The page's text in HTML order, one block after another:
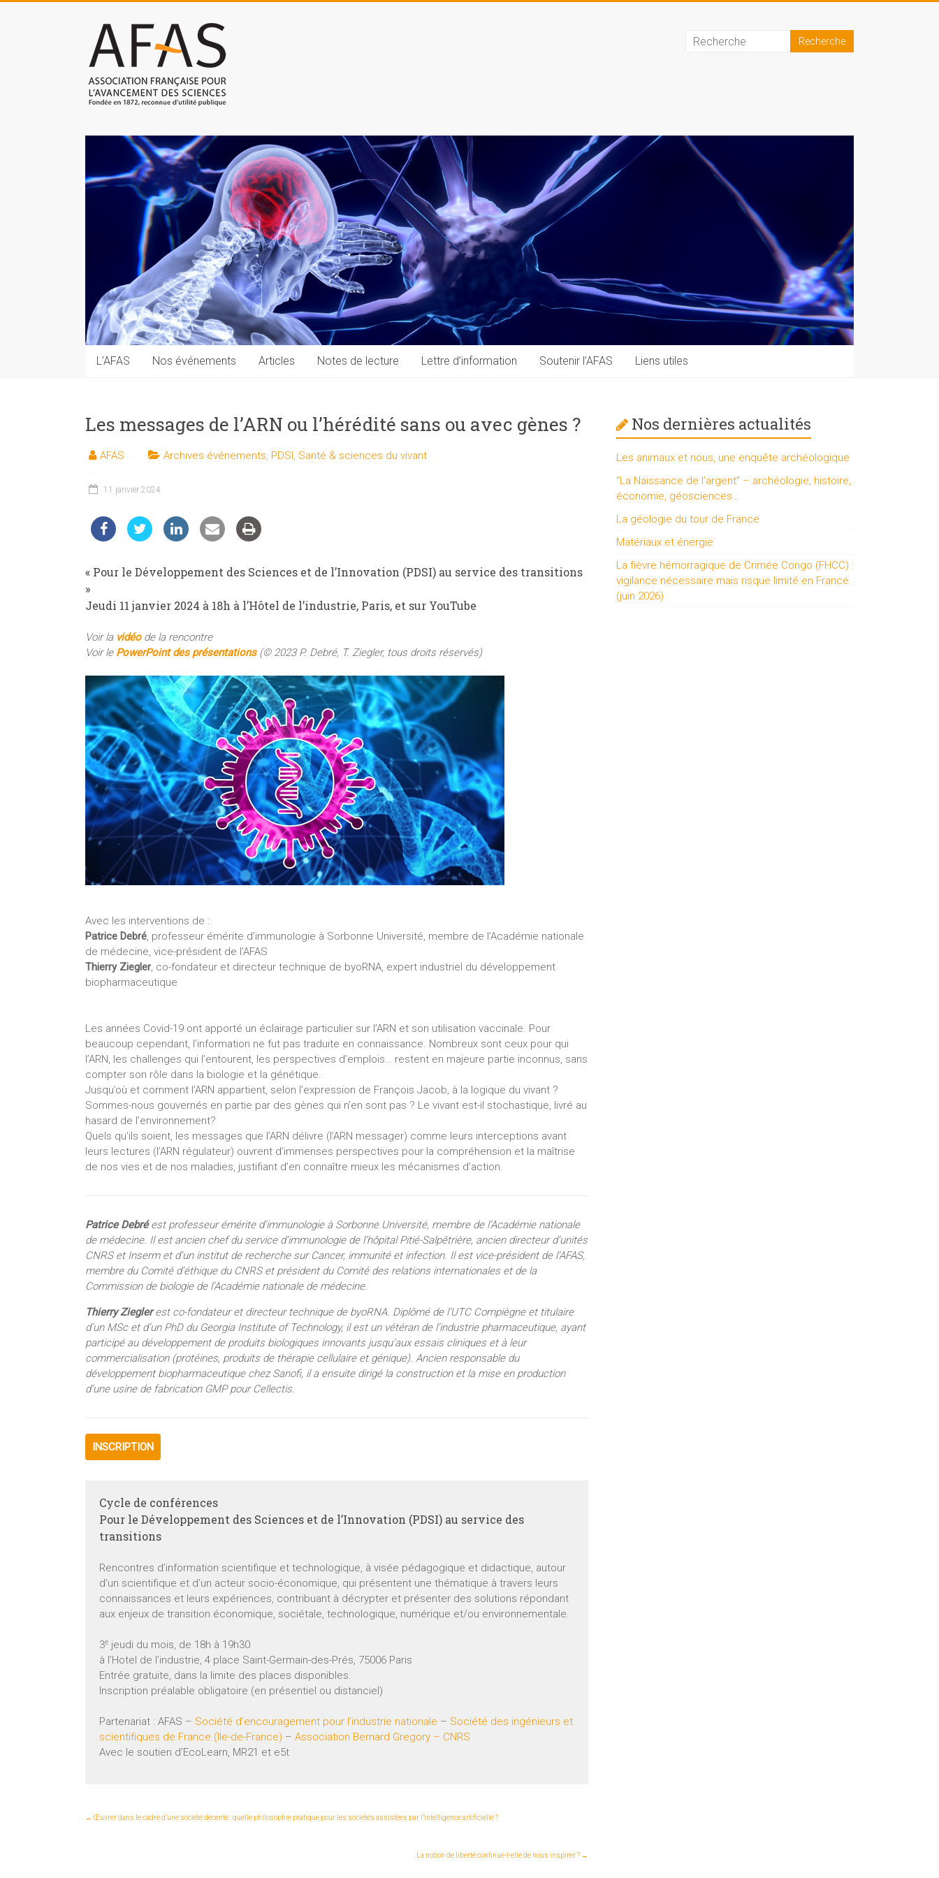
Association
française
pour
sciences
(AFAS)
Promouvoir
les
techniques
auprès
du
public
L’AFAS Nos événements Articles Notes de lecture Lettre d’information Soutenir l’AFAS Liens utiles
Les messages de l’ARN ou l’hérédité sans ou avec gènes ?
AFAS Archives événements, PDSI, Santé & sciences du vivant
11 janvier 2024
« Pour le Développement des Sciences et de l’Innovation (PDSI) au service des transitions
»
Jeudi 11 janvier 2024 à 18h à l’Hôtel de l’industrie, Paris, et sur YouTube
Voir la vidéode la rencontre
Voir le PowerPoint des présentations(© 2023 P. Debré, T. Ziegler, tous droits réservés)
Avec les interventions de :
Patrice Debré, professeur émérite d’immunologie à Sorbonne Université, membre de l’Académie nationale
de médecine, vice-président de l’AFAS
Thierry Ziegler, co-fondateur et directeur technique de byoRNA, expert industriel du développement
biopharmaceutique
Les années Covid-19 ont apporté un éclairage particulier sur l’ARN et son utilisation vaccinale. Pour
beaucoup cependant, l’information ne fut pas traduite en connaissance. Nombreux sont ceux pour qui
l’ARN, les challenges qui l’entourent, les perspectives d’emplois… restent en majeure partie inconnus, sans
compter son rôle dans la biologie et la génétique.
Jusqu’où et comment l’ARN appartient, selon l’expression de François Jacob, à la logique du vivant ?
Sommes-nous gouvernés en partie par des gènes qui n’en sont pas ? Le vivant est-il stochastique, livré au
hasard de l’environnement?
Quels qu’ils soient, les messages que l’ARN délivre (l’ARN messager) comme leurs interceptions avant
leurs lectures (l’ARN régulateur) ouvrent d’immenses perspectives pour la compréhension et la maîtrise
de nos vies et de nos maladies, justifiant d’en connaître mieux les mécanismes d’action.
Patrice Debréest professeur émérite d’immunologie à Sorbonne Université, membre de l’Académie nationale
de médecine. Il est ancien chef du service d’immunologie de l’hôpital Pitié-Salpêtrière, ancien directeur d’unités
CNRS et Inserm et d’un institut de recherche sur Cancer, immunité et infection. Il est vice-président de l’AFAS,
membre du Comité d’éthique du CNRS et président du Comité des relations internationales et de la
Commission de biologie de l’Académie nationale de médecine.
Thierry Zieglerest co-fondateur et directeur technique de byoRNA. Diplômé de l’UTC Compiègne et titulaire
d’un MSc et d’un PhD du Georgia Institute of Technology, il est un vétéran de l’industrie pharmaceutique, ayant
participé au développement de produits biologiques innovants jusqu’aux essais cliniques et à leur
commercialisation (protéines, produits de thérapie cellulaire et génique). Ancien responsable du
développement biopharmaceutique chez Sanofi, il a ensuite dirigé la construction et la mise en production
d’une usine de fabrication GMP pour Cellectis.
INSCRIPTION
Cycle de conférences
Pour le Développement des Sciences et de l’Innovation (PDSI) au service des
transitions
Rencontres d’information scientifique et technologique, à visée pédagogique et didactique, autour
d’un scientifique et d’un acteur socio-économique, qui présentent une thématique à travers leurs
connaissances et leurs expériences, contribuant à décrypter et présenter des solutions répondant
aux enjeux de transition économique, sociétale, technologique, numérique et/ou environnementale.
3e jeudi du mois, de 18h à 19h30
à l’Hotel de l’industrie, 4 place Saint-Germain-des-Prés, 75006 Paris
Entrée gratuite, dans la limite des places disponibles.
Inscription préalable obligatoire (en présentiel ou distanciel)
Partenariat : AFAS – Société d’encouragement pour l’industrie nationale – Société des ingénieurs et
scientifiques de France (Ile-de-France) – Association Bernard Gregory – CNRS
Avec le soutien d’EcoLearn, MR21 et e5t
← Œuvrer dans le cadre d’une société décente : quelle philosophie pratique pour les sociétés assistées par l’intelligence artificielle ?
La notion de liberté continue-t-elle de nous inspirer ? →
Nos dernières actualités
Les animaux et nous, une enquête archéologique
“La Naissance de l’argent” – archéologie, histoire,
économie, géosciences…
La géologie du tour de France
Matériaux et énergie
La fièvre hémorragique de Crimée Congo (FHCC) :
vigilance nécessaire mais risque limité en France.
(juin 2026)